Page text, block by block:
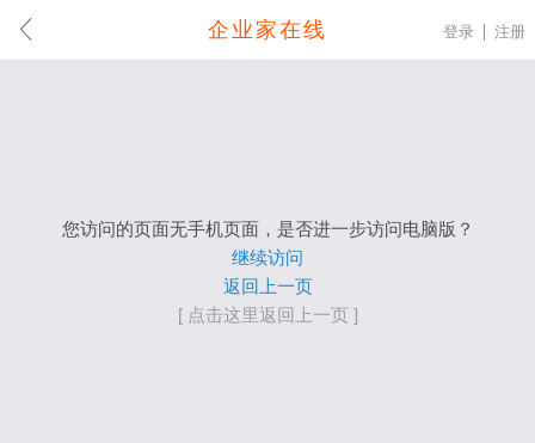
企业家在线 登录 注册
您访问的页面无手机页面，是否进一步访问电脑版？
继续访问
返回上一页
[ 点击这里返回上一页 ]